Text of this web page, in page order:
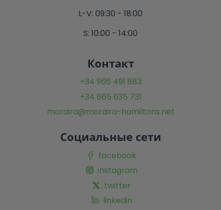
L-V: 09:30 - 18:00
S: 10:00 - 14:00
Контакт
+34 966 491 883
+34 665 635 731
moraira@moraira-hamiltons.net
Социальные сети
facebook
instagram
twitter
linkedin